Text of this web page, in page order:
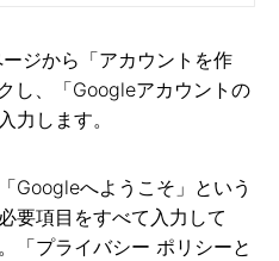
ジから「アカウントを作
し、「Googleアカウントの
力します。
Googleへようこそ」という
要項目をすべて入力して
「プライバシー ポリシーと